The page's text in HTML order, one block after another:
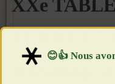
XXe
Hommage